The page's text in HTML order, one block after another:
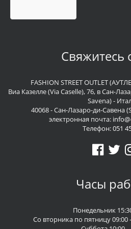
Свяжитесь
FASHION STREET OUTLET
Виа Казелле (Via Caselle), 76, в Сан-
Savena) -
40068 - Сан-Лазаро-ди-Савена
электронная почта:
Телефон:051
Часы
Понедельник
Со вторника по пятницу 09:00